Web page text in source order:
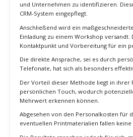
Neukunden zu gewinnen.
Unser Ansatz basiert auf
individuellen Bedürfnisse deiner
Egal, ob du Start-ups,
Großkonzerne ansprechen möchtest
Strategie für dich!
Strategie" von MyBusiness Consult.
Die Grundidee ist einfach: Anstatt auf
Ansprachen.